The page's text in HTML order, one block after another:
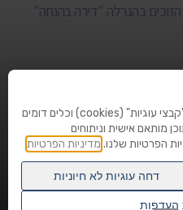
בהגרלה "דירה בהנחה"
מרים סיטי יהפוך למגדל מגורים:
במגדיאל
טרגדיה בצהרי היום: בן 80 נהרג על מעבר
לידיעתכם, באתר זה נעשה שימוש ב"קבצי עוגיות" (cookies) וכלים דומים
מותאם אישית וניתוחים
הפרטיות שלנו. מדיניות הפרטיות
דחה עוגיות לא חיוניות